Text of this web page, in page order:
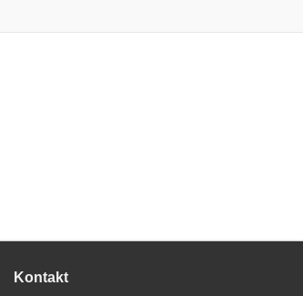
Kontakt